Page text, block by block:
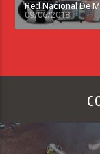
Red Nacional De
09/06/2018